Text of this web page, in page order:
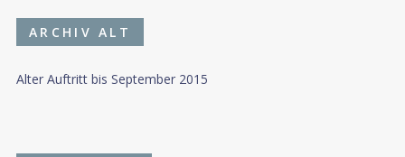
ARCHIV ALT
Alter Auftritt bis September 2015